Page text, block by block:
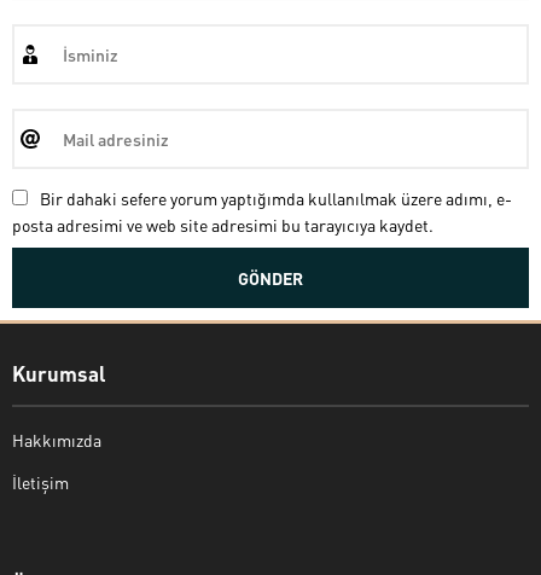
Bir dahaki sefere yorum yaptığımda kullanılmak üzere adımı, e-
posta adresimi ve web site adresimi bu tarayıcıya kaydet.
Kurumsal
Hakkımızda
İletişim